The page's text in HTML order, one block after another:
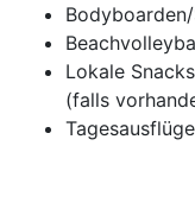
Lokale
(falls